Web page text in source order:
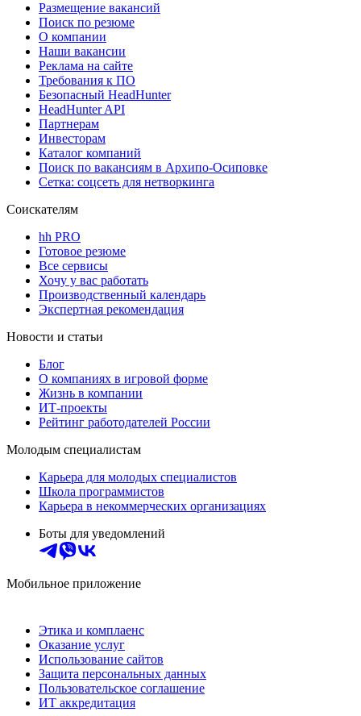
Размещение вакансий
Поиск по резюме
О компании
Наши вакансии
Реклама на сайте
Требования к ПО
Безопасный HeadHunter
HeadHunter API
Партнерам
Инвесторам
Каталог компаний
Поиск по вакансиям в Архипо-Осиповке
Сетка: соцсеть для нетворкинга
Соискателям
hh PRO
Готовое резюме
Все сервисы
Хочу у вас работать
Производственный календарь
Экспертная рекомендация
Новости и статьи
Блог
О компаниях в игровой форме
Жизнь в компании
ИТ-проекты
Рейтинг работодателей России
Молодым специалистам
Карьера для молодых специалистов
Школа программистов
Карьера в некоммерческих организациях
Боты для уведомлений
Мобильное приложение
Этика и комплаенс
Оказание услуг
Использование сайтов
Защита персональных данных
Пользовательское соглашение
ИТ аккредитация